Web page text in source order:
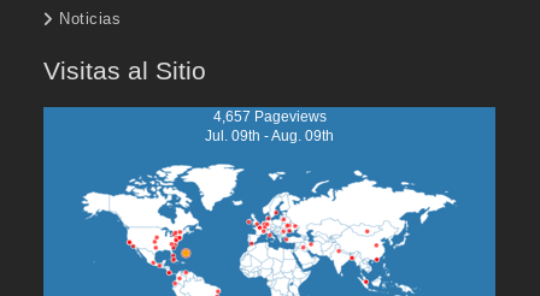
Noticias
Visitas al Sitio
4,657 Pageviews
Jul. 09th - Aug. 09th